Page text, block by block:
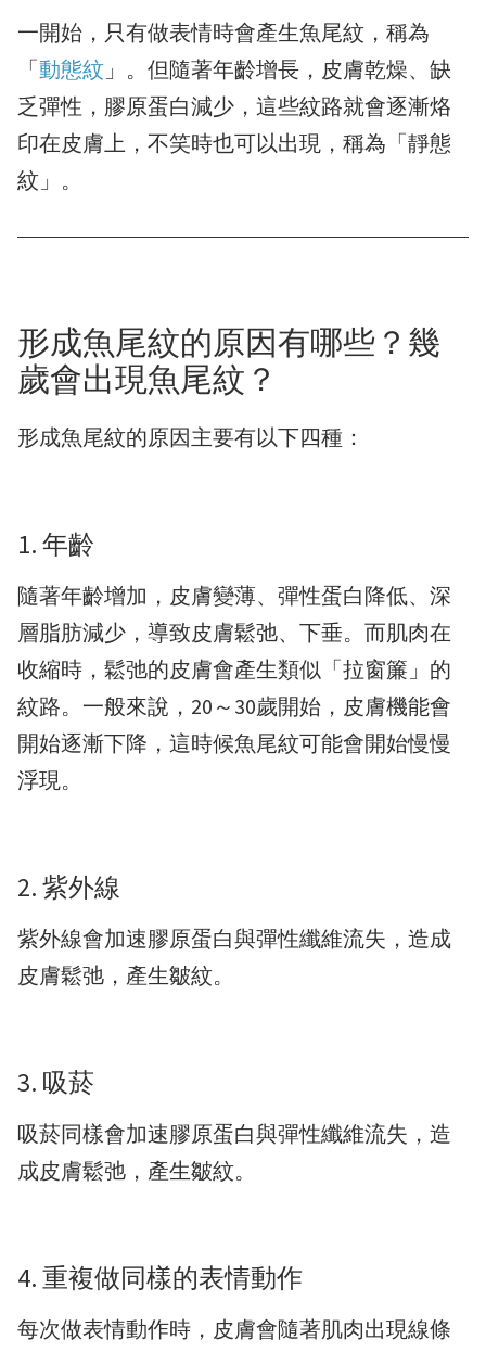
一開始，只有做表情時會產生魚尾紋，稱為
「動態紋 」。但隨著年齡增長，皮膚乾燥、缺
乏彈性，膠原蛋白減少，這些紋路就會逐漸烙
印在皮膚上，不笑時也可以出現，稱為「靜態
紋」。
形成魚尾紋的原因有哪些？幾
歲會出現魚尾紋？
形成魚尾紋的原因主要有以下四種：
1. 年齡
隨著年齡增加，皮膚變薄、彈性蛋白降低、深
層脂肪減少，導致皮膚鬆弛、下垂。而肌肉在
收縮時，鬆弛的皮膚會產生類似「拉窗簾」的
紋路。一般來說，20～30歲開始，皮膚機能會
開始逐漸下降，這時候魚尾紋可能會開始慢慢
浮現。
2. 紫外線
紫外線會加速膠原蛋白與彈性纖維流失，造成
皮膚鬆弛，產生皺紋。
3. 吸菸
吸菸同樣會加速膠原蛋白與彈性纖維流失，造
成皮膚鬆弛，產生皺紋。
4. 重複做同樣的表情動作
每次做表情動作時，皮膚會隨著肌肉出現線條